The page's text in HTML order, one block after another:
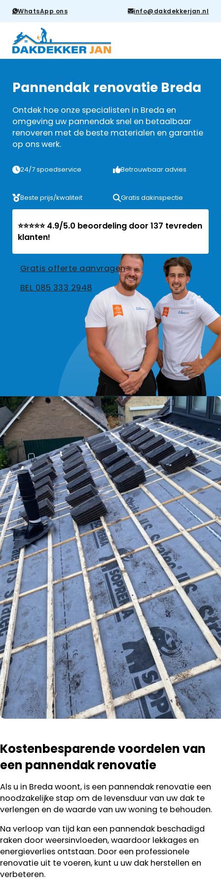
WhatsApp ons info@dakdekkerjan.nl
Pannendak renovatie Breda
Ontdek hoe onze specialisten in Breda en
omgeving uw pannendak snel en betaalbaar
renoveren met de beste materialen en garantie
op ons werk.
24/7 spoedservice Betrouwbaar advies
Beste prijs/kwaliteit Gratis dakinspectie
⭐⭐⭐⭐⭐ 4.9/5.0 beoordeling door 137 tevreden
klanten!
Gratis offerte aanvragen
BEL 085 333 2948
Kostenbesparende voordelen van
een pannendak renovatie
Als u in Breda woont, is een pannendak renovatie een
noodzakelijke stap om de levensduur van uw dak te
verlengen en de waarde van uw woning te behouden.
Na verloop van tijd kan een pannendak beschadigd
raken door weersinvloeden, waardoor lekkages en
energieverlies ontstaan. Door een professionele
renovatie uit te voeren, kunt u uw dak herstellen en
verbeteren.